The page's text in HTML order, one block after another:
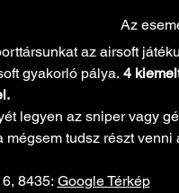
Az
az airsoft
gyakorló pálya. 4
legyen az sniper vagy
mégsem tudsz részt
8435: Google Térkép